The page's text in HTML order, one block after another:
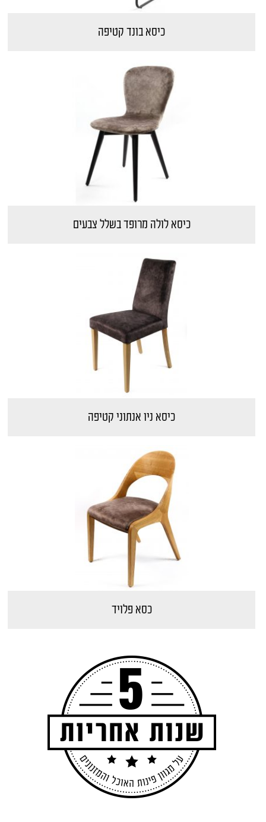
כיסא בונד קטיפה
כיסא לולה מרופד בשלל צבעים
כיסא ניו אנתוני קטיפה
כסא פלויד